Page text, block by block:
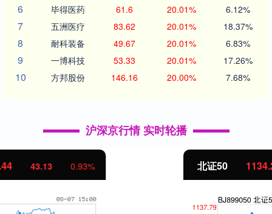
6 毕得医药 61.6 20.01% 6.12%
7 五洲医疗 83.62 20.01% 18.37%
8 耐科装备 49.67 20.01% 6.83%
9 一博科技 53.33 20.01% 17.26%
10 方邦股份 146.16 20.00% 7.68%
沪深京行情 实时轮播
北证50 1.01%